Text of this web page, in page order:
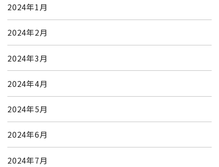
2024年1月
2024年2月
2024年3月
2024年4月
2024年5月
2024年6月
2024年7月